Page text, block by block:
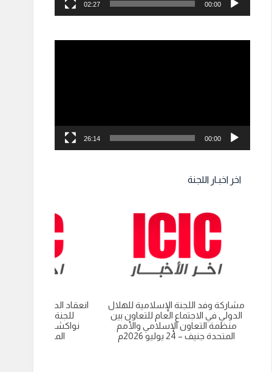
00:00
02:27
00:00
26:14
اخر اخبـار اللجنة
مشاركة وفد اللجنة الإسلامية للهلال
الدولي في الاجتماع العام للتعاون بين
منظمة التعاون الإسلامي والأمم
المتحدة جنيف – 24 يوليو 2026م
انعقاد الدورة العادية
للجنة الاسلامية
نواكشوط-
الموريتانية 9 يوليو 2026م